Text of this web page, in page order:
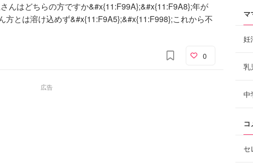
んはどちらの方ですか&#x{11:F99A};&#x{11:F9A8};年が
方とは溶け込めず&#x{11:F9A5};&#x{11:F998};これから不
0
広告
マ
妊
乳
中
セ